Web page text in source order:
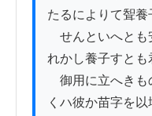
たるによりて聟養
せんといへとも
れかし養子すとも
御用に立へきも
くハ彼か苗字を以